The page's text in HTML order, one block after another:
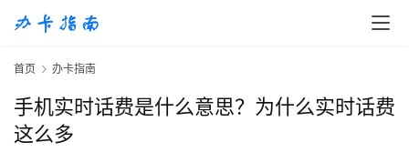
首页 办卡指南
手机实时话费是什么意思？为什么实时话费
这么多